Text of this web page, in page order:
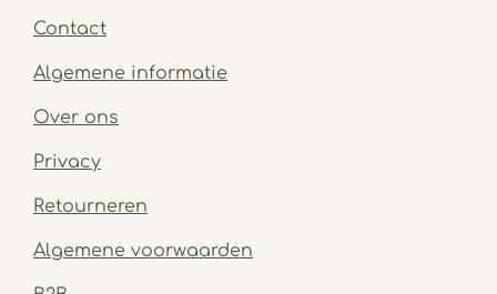
Contact
Algemene informatie
Over ons
Privacy
Retourneren
Algemene voorwaarden